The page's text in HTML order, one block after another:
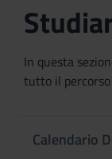
In questa
tutto il
Calendario